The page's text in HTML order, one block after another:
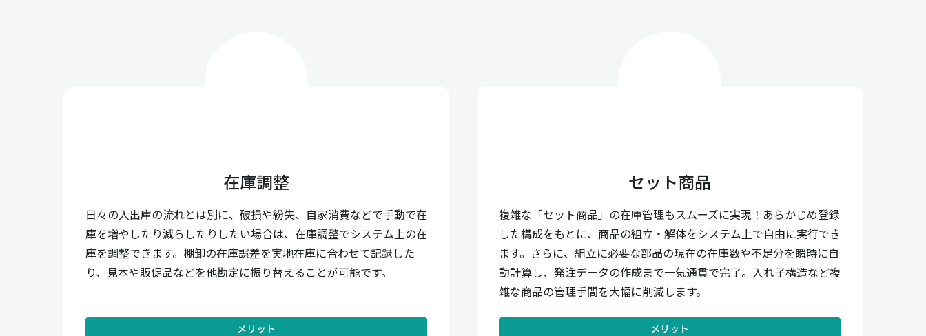
在庫調整
日々の入出庫の流れとは別に、破損や紛失、自家消費などで手動で在
庫を増やしたり減らしたりしたい場合は、在庫調整でシステム上の在
庫を調整できます。棚卸の在庫誤差を実地在庫に合わせて記録した
り、見本や販促品などを他勘定に振り替えることが可能です。
メリット
セット商品
複雑な「セット商品」の在庫管理もスムーズに実現！あらかじめ登録
した構成をもとに、商品の組立・解体をシステム上で自由に実行でき
ます。さらに、組立に必要な部品の現在の在庫数や不足分を瞬時に自
動計算し、発注データの作成まで一気通貫で完了。入れ子構造など複
雑な商品の管理手間を大幅に削減します。
メリット